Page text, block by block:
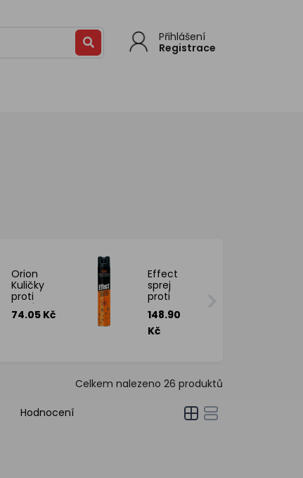
Přihlášení
Registrace
Orion
Kuličky
proti
molům
čisté
74.05 Kč
Effect
sprej
proti
vosám a
sršňům,
400 ml
148.90
Kč
Celkem nalezeno 26 produktů
Hodnocení